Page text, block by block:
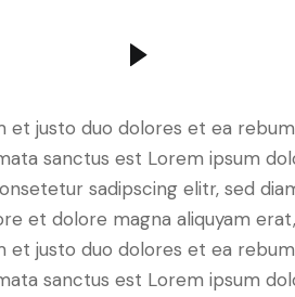
et justo duo dolores et ea
sanctus est Lorem ipsum
sadipscing elitr, sed
et dolore magna aliquyam
et justo duo dolores et ea
sanctus est Lorem ipsum